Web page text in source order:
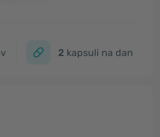
2 kapsuli na dan